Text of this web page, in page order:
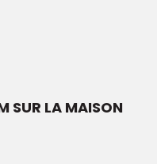
SUR LA MAISON